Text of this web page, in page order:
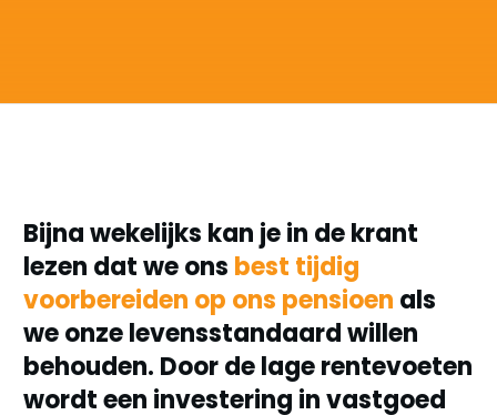
Bijna wekelijks kan je in de krant
lezen dat we ons best tijdig
voorbereiden op ons pensioen als
we onze levensstandaard willen
behouden. Door de lage rentevoeten
wordt een investering in vastgoed